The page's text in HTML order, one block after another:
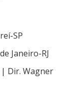
SP
Janeiro-RJ
| Dir. Wagner